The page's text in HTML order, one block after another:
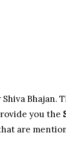
Bhajan.
you the
are